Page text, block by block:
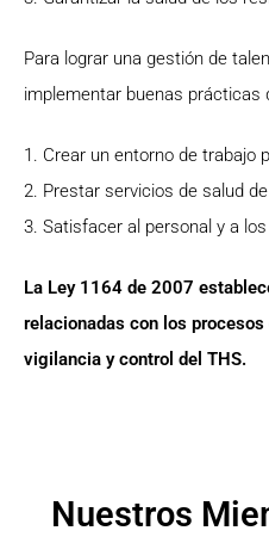
Para lograr una gestión de
implementar buenas prácticas
1. Crear un entorno de trabajo
2. Prestar servicios de salud
3. Satisfacer al personal y a
La Ley 1164 de 2007
relacionadas con los
vigilancia y control del THS.
Nuestros